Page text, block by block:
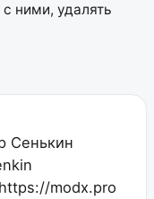
ними, удалять
Сенькин
https://modx.pro